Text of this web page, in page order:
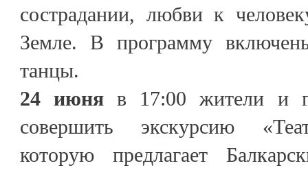
сострадании, любви к
Земле. В программу
танцы.
24 июня в 17:00 жители и
совершить экскурсию
которую предлагает